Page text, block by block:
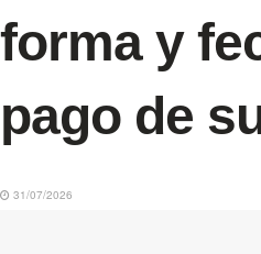
forma y
pago de
31/07/2026